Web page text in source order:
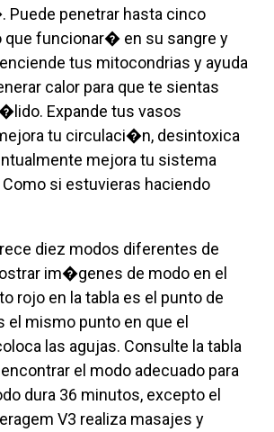
Puede penetrar hasta cinco
que funcionar� en su sangre y
tus mitocondrias y ayuda
calor para que te sientas
Expande tus vasos
tu circulaci�n, desintoxica
mejora tu sistema
si estuvieras haciendo
diez modos diferentes de
im�genes de modo en el
rojo en la tabla es el punto de
el mismo punto en que el
las agujas. Consulte la tabla
el modo adecuado para
dura 36 minutos, excepto el
V3 realiza masajes y